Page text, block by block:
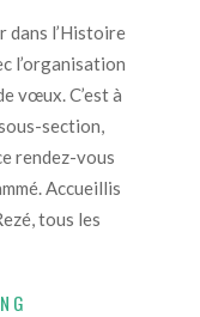
dans l’Histoire
l’organisation
vœux. C’est à
section,
rendez-vous
Accueillis
tous les